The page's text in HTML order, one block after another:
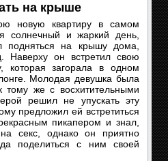
на крыше
новую квартиру в самом
солнечный и жаркий день,
подняться на крышу дома,
Наверху он встретил свою
которая загорала в одном
Молодая девушка была
тому же с восхитительными
решил не упускать эту
предложил ей встретиться
пикапером и знал,
секс, однако он приятно
поделиться с ним своей